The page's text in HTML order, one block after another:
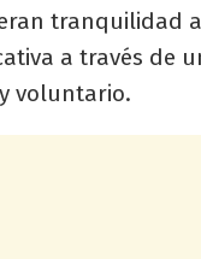
tranquilidad
a través de
voluntario.